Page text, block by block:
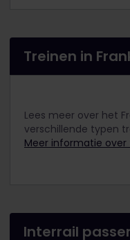
Treinen in
Lees meer over het
verschillende typen
Meer informatie over
Interrail